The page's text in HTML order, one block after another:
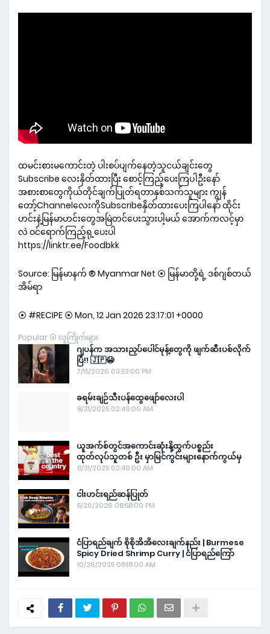
ထမင်းစားမကောင်းတဲ့ ပါးစပ်ပျက်နေတဲ့သူငယ်ချင်းတွေ
Subscribe လေးနှိတ်ထားပြီး စောင့်ကြည့်ပေးကြပါဦးနော်
အစားစာတွေကိုယ်တိုင်ချက်ပြုတ်ရတာနှစ်သက်သူများ ကျွန်
တော့်ChannelလေးကိုSubscribeနှိတ်ထားပေးကြပါနော် ထိုင်း
ဟင်းနဲ့မြန်မာဟင်းတွေအမြဲတင်ပေးသွားပါ့မယ် အောက်ကလင့်မှာ
လဲ ဝင်ရောက်ကြည့်ရု့ပေးပါ
https://linktr.ee/Foodbkk
Source: မြန်မာနက် ® Myanmar Net ⦿ မြန်မာတို့ရဲ့ ဒစ်ဂျစ်တယ်
အိမ်ရာ
⦿ #RECIPE ⦿ Mon, 12 Jan 2026 23:17:01 +0000
Popular ⦿ လူကြိုက်များ
ဂျပန်က အသားညှပ်ပေါင်မုန့်တွေကို ဖျက်ဆီးပစ်လိုက်
ပြီ!! 🇯🇵😭
7/15/2026 03:53:00 PM
ခရမ်းချဉ်သီးပန်ထွေဖျော်လေးပါ
8/31/2025 02:49:00 AM
ယူအက်စ်တွင်အကောင်းဆုံးနို့ထွက်ပစ္စည်း
ထုတ်လုပ်သူတစ် ဦး မှာမြင်ကွင်းများနောက်ကွယ်မှ
8/31/2025 02:49:00 AM
ငါးဟင်းရည်ဆန်ပြုတ်
5/26/2026 08:58:00 PM
ငံပြာရည်ချက် စိုစိုအိအိလေးချက်နည်း | Burmese
Spicy Dried Shrimp Curry | ငံပြာရည်ကြော်
10/26/2025 08:18:00 AM